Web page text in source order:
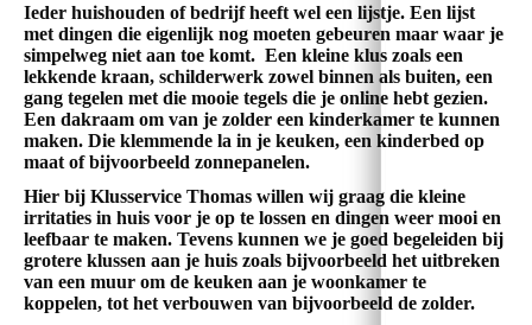
Ieder huishouden of bedrijf heeft wel een lijstje. Een lijst
met dingen die eigenlijk nog moeten gebeuren maar waar je
simpelweg niet aan toe komt. Een kleine klus zoals een
lekkende kraan, schilderwerk zowel binnen als buiten, een
gang tegelen met die mooie tegels die je online hebt gezien.
Een dakraam om van je zolder een kinderkamer te kunnen
maken. Die klemmende la in je keuken, een kinderbed op
maat of bijvoorbeeld zonnepanelen.
Hier bij Klusservice Thomas willen wij graag die kleine
irritaties in huis voor je op te lossen en dingen weer mooi en
leefbaar te maken. Tevens kunnen we je goed begeleiden bij
grotere klussen aan je huis zoals bijvoorbeeld het uitbreken
van een muur om de keuken aan je woonkamer te
koppelen, tot het verbouwen van bijvoorbeeld de zolder.